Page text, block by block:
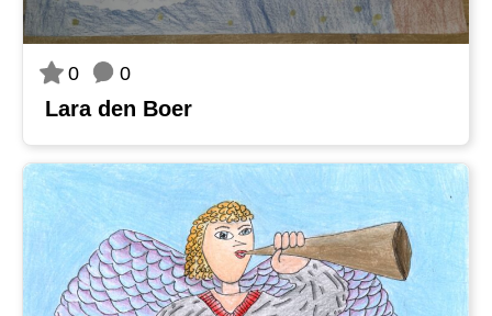
0 0
Lara den Boer